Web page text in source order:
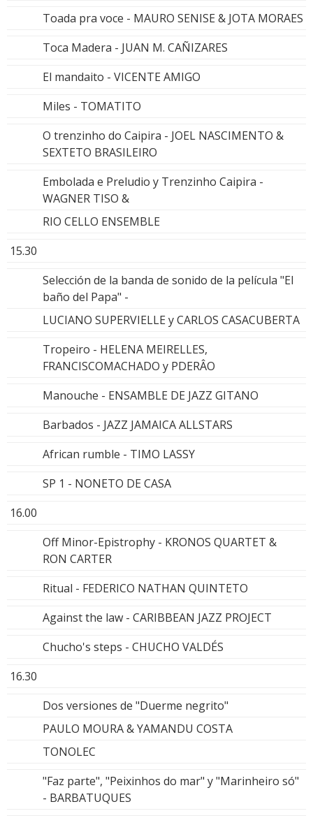
Toada pra voce - MAURO SENISE & JOTA MORAES
Toca Madera - JUAN M. CAÑIZARES
El mandaito - VICENTE AMIGO
Miles - TOMATITO
O trenzinho do Caipira - JOEL NASCIMENTO &
SEXTETO BRASILEIRO
Embolada e Preludio y Trenzinho Caipira -
WAGNER TISO &
RIO CELLO ENSEMBLE
15.30
Selección de la banda de sonido de la película "El
baño del Papa" -
LUCIANO SUPERVIELLE y CARLOS CASACUBERTA
Tropeiro - HELENA MEIRELLES,
FRANCISCOMACHADO y PDERÂO
Manouche - ENSAMBLE DE JAZZ GITANO
Barbados - JAZZ JAMAICA ALLSTARS
African rumble - TIMO LASSY
SP 1 - NONETO DE CASA
16.00
Off Minor-Epistrophy - KRONOS QUARTET &
RON CARTER
Ritual - FEDERICO NATHAN QUINTETO
Against the law - CARIBBEAN JAZZ PROJECT
Chucho's steps - CHUCHO VALDÉS
16.30
Dos versiones de "Duerme negrito"
PAULO MOURA & YAMANDU COSTA
TONOLEC
"Faz parte", "Peixinhos do mar" y "Marinheiro só"
- BARBATUQUES